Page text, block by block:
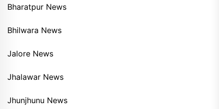
Bharatpur News
Bhilwara News
Jalore News
Jhalawar News
Jhunjhunu News